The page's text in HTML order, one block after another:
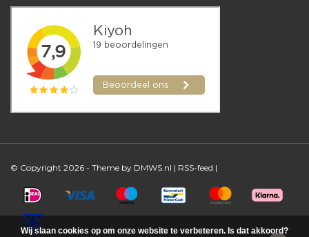
© Copyright 2026 - Theme by DMWS.nl | RSS-feed |
Wij slaan cookies op om onze website te verbeteren. Is dat akkoord?